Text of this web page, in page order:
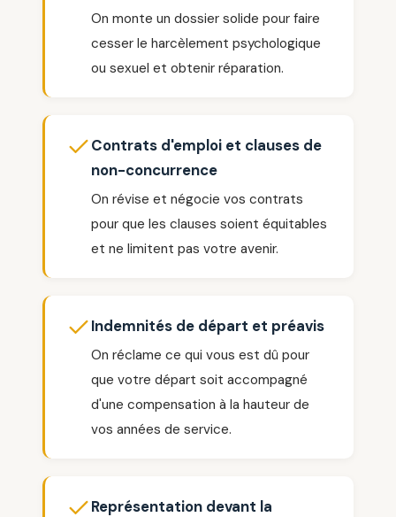
On monte un dossier solide pour faire
cesser le harcèlement psychologique
ou sexuel et obtenir réparation.
Contrats d'emploi et clauses de
non-concurrence
On révise et négocie vos contrats
pour que les clauses soient équitables
et ne limitent pas votre avenir.
Indemnités de départ et préavis
On réclame ce qui vous est dû pour
que votre départ soit accompagné
d'une compensation à la hauteur de
vos années de service.
Représentation devant la